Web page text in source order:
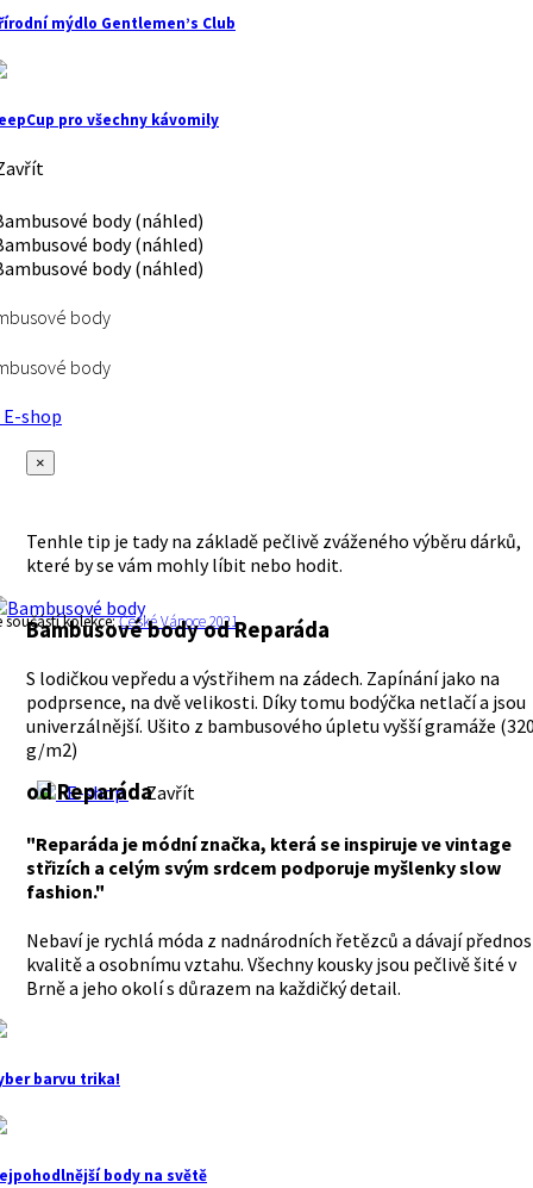
mýdlo Gentlemen’s Club
pro všechny kávomily
body
body
shop
×
Tenhle tip je tady na základě pečlivě zváženého výběru dárků,
které by se vám mohly líbit nebo hodit.
součástí kolekce:České Vánoce 2021
Bambusové bodyod Reparáda
S lodičkou vepředu a výstřihem na zádech. Zapínání jako na
podprsence, na dvě velikosti. Díky tomu bodýčka netlačí a jsou
univerzálnější. Ušito z bambusového úpletu vyšší gramáže
g/m2)
E-shop
Zavřít
od Reparáda
"Reparáda je módní značka, která se inspiruje ve vintage
střizích a celým svým srdcem podporuje myšlenky slow
fashion."
Nebaví je rychlá móda z nadnárodních řetězců a dávají
kvalitě a osobnímu vztahu. Všechny kousky jsou pečlivě šité v
Brně a jeho okolí s důrazem na každičký detail.
barvu trika!
body na světě